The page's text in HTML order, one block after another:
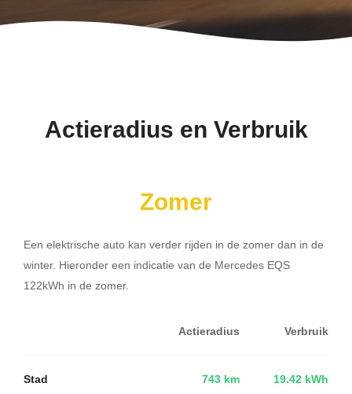
Actieradius en Verbruik
Zomer
Een elektrische auto kan verder rijden in de zomer dan in de
winter. Hieronder een indicatie van de Mercedes EQS
122kWh in de zomer.
Actieradius Verbruik
Stad 743 km 19.42 kWh